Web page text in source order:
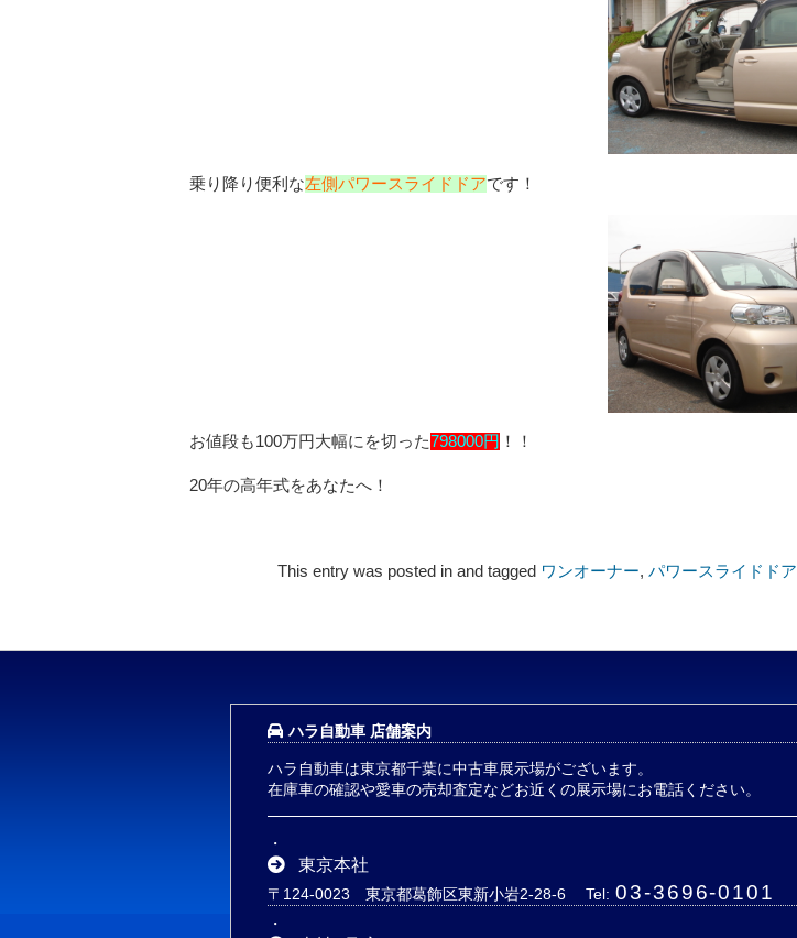
乗り降り便利な左側パワースライドドアです！
お値段も100万円大幅にを切った798000円 ！！
20年の高年式をあなたへ！
This entry was posted in and tagged ワンオーナー, パワースライドドア
ハラ自動車 店舗案内
ハラ自動車は東京都千葉に中古車展示場がございます。
在庫車の確認や愛車の売却査定などお近くの展示場にお電話ください。
東京本社
〒124-0023 東京都葛飾区東新小岩2-28-6 Tel: 03-3696-0101